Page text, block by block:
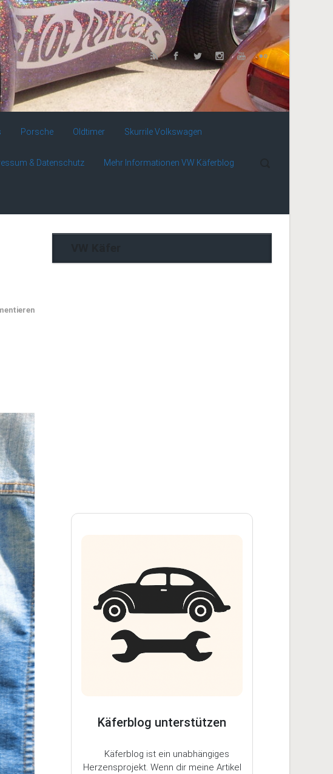
Porsche Oldtimer Skurrile Volkswagen
& Datenschutz Mehr Informationen VW Käferblog
Käferblog unterstützen
Käferblog ist ein unabhängiges
Herzensprojekt. Wenn dir meine Artikel